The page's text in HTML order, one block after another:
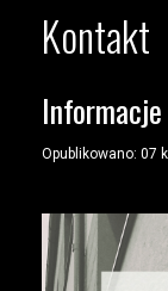
Kontakt
Opublikowano: 07